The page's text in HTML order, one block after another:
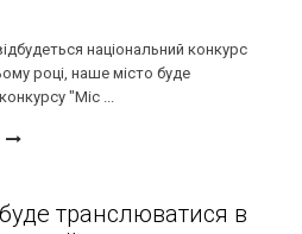
національний конкурс
році, наше місто буде
"Міс ...
транслюватися в